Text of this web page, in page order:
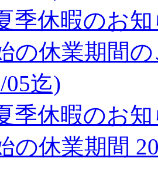
季休暇のお
の休業期間
05迄)
季休暇のお
の休業期間